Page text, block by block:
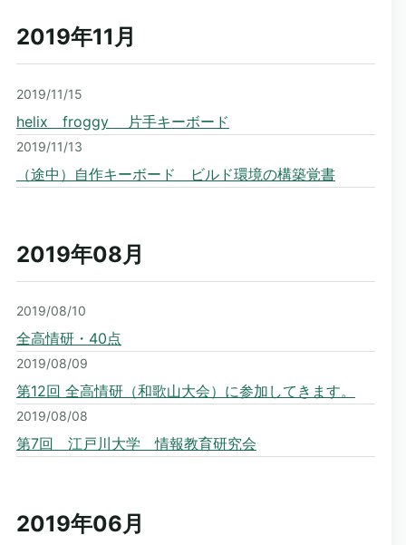
2019年11 月
2019/11/15
helix froggy 片手キーボード
2019/11/13
（途中）自作キーボード ビルド環境の構築覚書
2019年08月
2019/08/10
全高情研・40点
2019/08/09
第12回 全高情研（和歌山大会）に参加してきます。
2019/08/08
第7回 江戸川大学 情報教育研究会
2019年06月